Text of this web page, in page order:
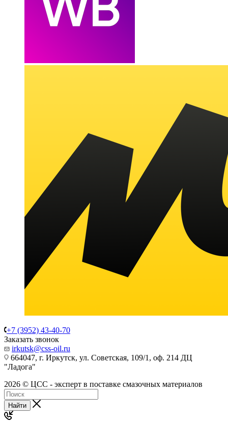
+7 (3952) 43-40-70
Заказать звонок
irkutsk@css-oil.ru
664047, г. Иркутск, ул. Советская, 109/1, оф. 214 ДЦ
"Ладога"
2026 © ЦСС - эксперт в поставке смазочных материалов
Найти